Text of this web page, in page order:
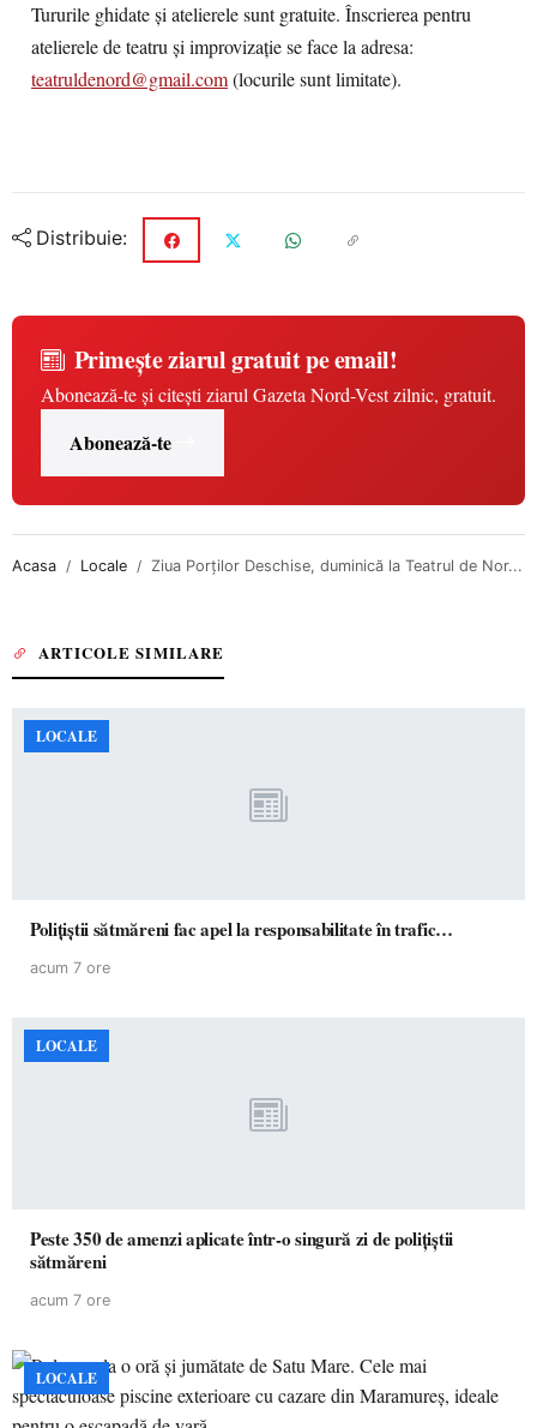
Tururile ghidate și atelierele sunt gratuite. Înscrierea pentru
atelierele de teatru și improvizație se face la adresa:
teatruldenord@gmail.com(locurile sunt limitate).
Distribuie:
Primește ziarul gratuit pe email!
Abonează-te și citești ziarul Gazeta Nord-Vest zilnic, gratuit.
Abonează-te
Acasa Locale Ziua Porților Deschise, duminică la Teatrul de Nor...
ARTICOLE SIMILARE
LOCALE
Polițiștii sătmăreni fac apel la responsabilitate în trafic…
acum 7 ore
LOCALE
Peste 350 de amenzi aplicate într-o singură zi de polițiștii
sătmăreni
acum 7 ore
LOCALE